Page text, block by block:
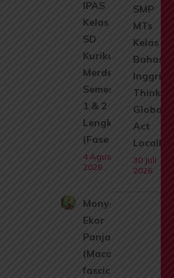
IPAS
Kelas 1
SD
Kurikulum
Merdeka
Semester
1 & 2
Lengkap
(Fase A)
4 Agustus
2026
Monyet
Ekor
Panjang
(Macaca
fascicularis):
SMP
MTs
Kelas 9
Bahasa
Inggris
Think
Globally
Act
Locally
30 Juli
2026